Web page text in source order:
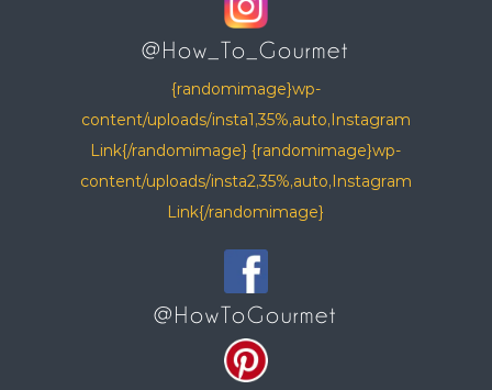
@How_To_Gourmet
{randomimage}wp-
content/uploads/insta1,35%,auto,Instagram
Link{/randomimage} {randomimage}wp-
content/uploads/insta2,35%,auto,Instagram
Link{/randomimage}
@HowToGourmet